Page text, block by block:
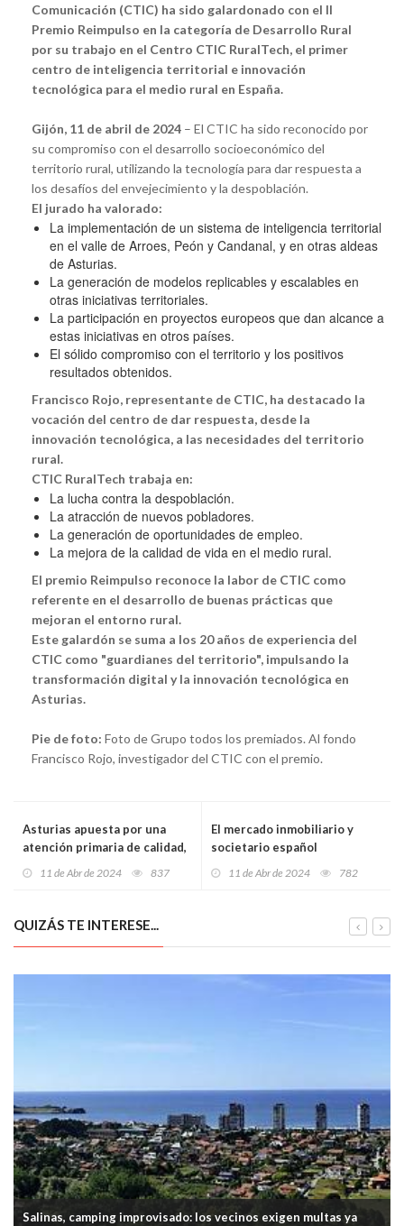
Comunicación (CTIC) ha sido galardonado con el II
Premio Reimpulso en la categoría de Desarrollo Rural
por su trabajo en el Centro CTIC RuralTech, el primer
centro de inteligencia territorial e innovación
tecnológica para el medio rural en España.
Gijón, 11 de abril de 2024 – El CTIC ha sido reconocido por
su compromiso con el desarrollo socioeconómico del
territorio rural, utilizando la tecnología para dar respuesta a
los desafíos del envejecimiento y la despoblación.
El jurado ha valorado:
La implementación de un sistema de inteligencia territorial
en el valle de Arroes, Peón y Candanal, y en otras aldeas
de Asturias.
La generación de modelos replicables y escalables en
otras iniciativas territoriales.
La participación en proyectos europeos que dan alcance a
estas iniciativas en otros países.
El sólido compromiso con el territorio y los positivos
resultados obtenidos.
Francisco Rojo, representante de CTIC, ha destacado la
vocación del centro de dar respuesta, desde la
innovación tecnológica, a las necesidades del territorio
rural.
CTIC RuralTech trabaja en:
La lucha contra la despoblación.
La atracción de nuevos pobladores.
La generación de oportunidades de empleo.
La mejora de la calidad de vida en el medio rural.
El premio Reimpulso reconoce la labor de CTIC como
referente en el desarrollo de buenas prácticas que
mejoran el entorno rural.
Este galardón se suma a los 20 años de experiencia del
CTIC como "guardianes del territorio", impulsando la
transformación digital y la innovación tecnológica en
Asturias.
Pie de foto: Foto de Grupo todos los premiados. Al fondo
Francisco Rojo, investigador del CTIC con el premio.
Asturias apuesta por una
atención primaria de calidad,
11 de Abr de 2024 837
El mercado inmobiliario y
societario español
11 de Abr de 2024 782
QUIZÁS TE INTERESE...
Salinas, camping improvisado: los vecinos exigen multas ya